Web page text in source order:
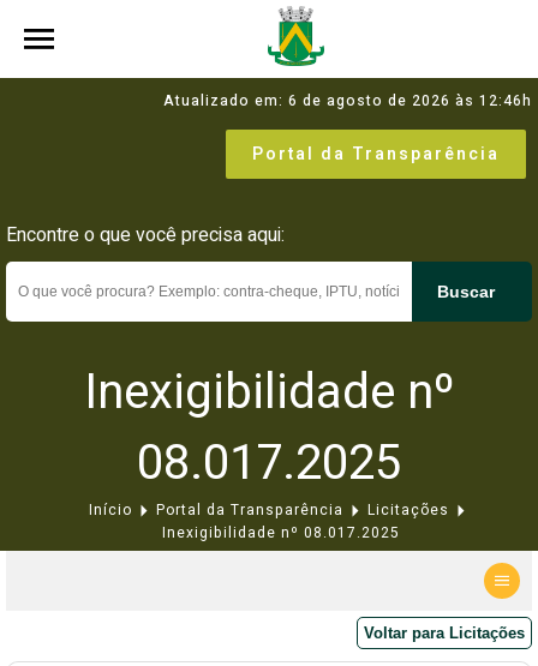
Atualizado em: 6 de agosto de 2026 às 12:46h
Portal da Transparência
Encontre o que você precisa aqui:
Buscar
Inexigibilidade nº
08.017.2025
Início Portal da Transparência
Licitações
Inexigibilidade nº 08.017.2025
Voltar para Licitações